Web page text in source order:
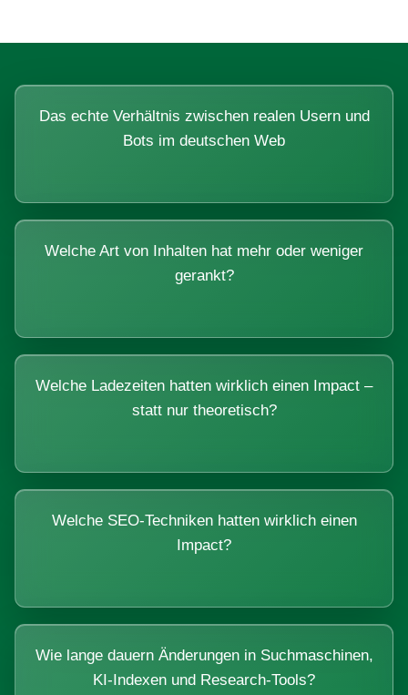
Das echte Verhältnis zwischen realen Usern und
Bots im deutschen Web
Welche Art von Inhalten hat mehr oder weniger
gerankt?
Welche Ladezeiten hatten wirklich einen Impact –
statt nur theoretisch?
Welche SEO-Techniken hatten wirklich einen
Impact?
Wie lange dauern Änderungen in Suchmaschinen,
KI-Indexen und Research-Tools?